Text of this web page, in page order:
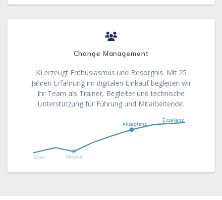
Change Management
KI erzeugt Enthusiasmus und Besorgnis. Mit 25
Jahren Erfahrung im digitalen Einkauf begleiten wir
Ihr Team als Trainer, Begleiter und technische
Unterstützung für Führung und Mitarbeitende.
Start Skepsis
Akzeptanz
Exzellenz